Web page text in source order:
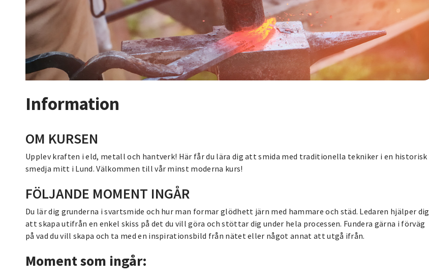
Information
OM KURSEN
Upplev kraften i eld, metall och hantverk! Här får du lära dig att smida med traditionella tekniker i en historisk
smedja mitt i Lund. Välkommen till vår minst moderna kurs!
FÖLJANDE MOMENT INGÅR
Du lär dig grunderna i svartsmide och hur man formar glödhett järn med hammare och städ. Ledaren hjälper dig
att skapa utifrån en enkel skiss på det du vill göra och stöttar dig under hela processen. Fundera gärna i förväg
på vad du vill skapa och ta med en inspirationsbild från nätet eller något annat att utgå ifrån.
Moment som ingår: